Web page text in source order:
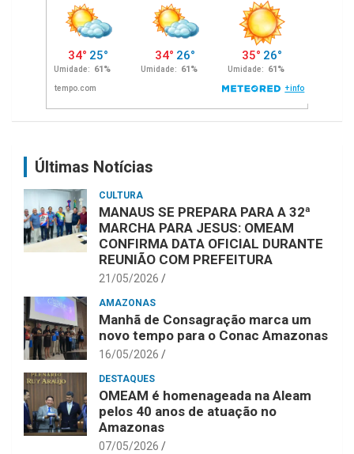
Últimas Notícias
CULTURA
MANAUS SE PREPARA PARA A 32ª
MARCHA PARA JESUS: OMEAM
CONFIRMA DATA OFICIAL DURANTE
REUNIÃO COM PREFEITURA
21/05/2026
AMAZONAS
Manhã de Consagração marca um
novo tempo para o Conac Amazonas
16/05/2026
DESTAQUES
OMEAM é homenageada na Aleam
pelos 40 anos de atuação no
Amazonas
07/05/2026